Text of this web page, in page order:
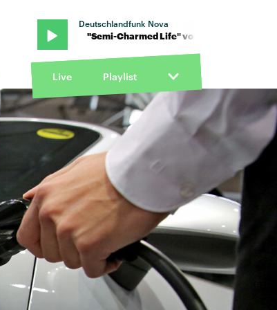
Deutschlandfunk Nova
· "Semi-Charmed Life" von Third Eye Blind · "Semi-
Live Playlist